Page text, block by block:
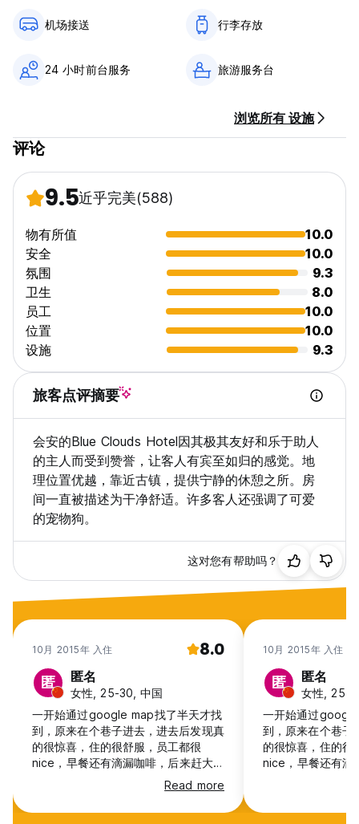
机场接送 行李存放
24 小时前台服务 旅游服务台
浏览所有 设施
评论
9.5近乎完美(588)
物有所值
10.0
安全
10.0
氛围
9.3
卫生
8.0
员工
10.0
位置
10.0
设施
9.3
旅客点评摘要
会安的Blue Clouds Hotel因其极其友好和乐于助人
的主人而受到赞誉，让客人有宾至如归的感觉。地
理位置优越，靠近古镇，提供宁静的休憩之所。房
间一直被描述为干净舒适。许多客人还强调了可爱
的宠物狗。
这对您有帮助吗？
10月 2015年 入住 8.0
匿 匿名
女性, 25-30, 中国
一开始通过google map找了半天才找
到，原来在个巷子进去，进去后发现真
的很惊喜，住的很舒服，员工都很
nice，早餐还有滴漏咖啡，后来赶大巴
时，还是前台美女摩托顺带送我过去
Read more
10月 2015年 入住
匿 匿名
女性, 25-
一开始通过
到，原来在个巷子
的很惊喜，住的很
nice，早餐还有滴